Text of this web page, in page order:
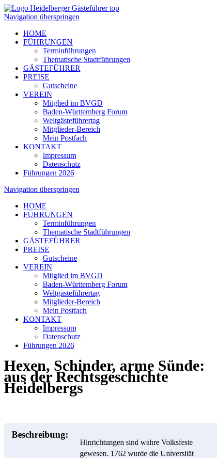
Navigation überspringen
HOME
FÜHRUNGEN
Terminführungen
Thematische Stadtführungen
GÄSTEFÜHRER
PREISE
Gutscheine
VEREIN
Mitglied im BVGD
Baden-Württemberg Forum
Weltgästeführertag
Mitglieder-Bereich
Mein Postfach
KONTAKT
Impressum
Datenschutz
Führungen 2026
Navigation überspringen
HOME
FÜHRUNGEN
Terminführungen
Thematische Stadtführungen
GÄSTEFÜHRER
PREISE
Gutscheine
VEREIN
Mitglied im BVGD
Baden-Württemberg Forum
Weltgästeführertag
Mitglieder-Bereich
Mein Postfach
KONTAKT
Impressum
Datenschutz
Führungen 2026
Hexen, Schinder, arme Sünde:
aus der Rechtsgeschichte
Heidelbergs
Beschreibung:
Hinrichtungen sind wahre Volksfeste
gewesen. 1762 wurde die Universität